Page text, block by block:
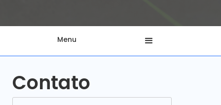
Menu
Contato